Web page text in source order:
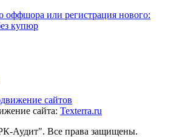
сайта: Texterra.ru
Аудит". Все права защищены.